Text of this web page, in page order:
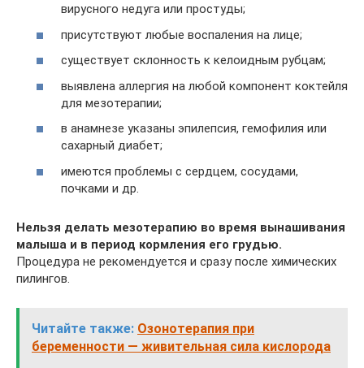
вирусного недуга или простуды;
присутствуют любые воспаления на лице;
существует склонность к келоидным рубцам;
выявлена аллергия на любой компонент коктейля
для мезотерапии;
в анамнезе указаны эпилепсия, гемофилия или
сахарный диабет;
имеются проблемы с сердцем, сосудами,
почками и др.
Нельзя делать мезотерапию во время вынашивания
малыша и в период кормления его грудью.
Процедура не рекомендуется и сразу после химических
пилингов.
Читайте также: Озонотерапия при
беременности — живительная сила кислорода